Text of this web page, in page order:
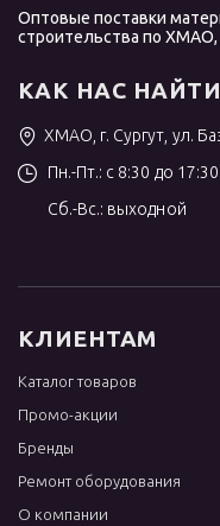
Оптовые поставки
строительства по
КАК НАС НАЙТИ
ХМАО, г. Сургут, ул.
Пн.-Пт.: с 8:30 до 17:30
Сб.-Вс.: выходной
КЛИЕНТАМ
Каталог товаров
Промо-акции
Бренды
Ремонт оборудования
О компании